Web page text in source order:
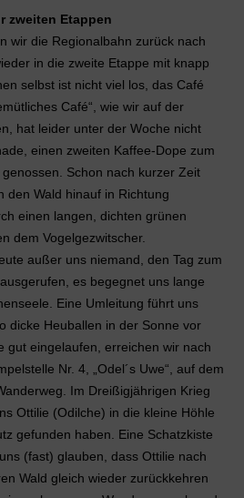
zweiten Etappen
wir die Regionalbahn zurück nach
in die zweite Etappe mit knapp
selbst ist nicht viel los, das Café
Café“, wie wir auf der
hat leider unter der Woche nicht
einen zweiten Kaffee-Dope zum
Schon nach kurzer Zeit
den Wald hinauf in Richtung
einen langen, dichten grünen
dem Vogelgezwitscher.
außer uns niemand, den Tag zum
es begegnet uns lange
Eine Umleitung führt uns
dicke Heuballen in der Sonne vor
gut eingelaufen, erreichen wir nach
Nr. 4, „Odel´s Uwe“, auf dem
Im Dreißigjährigen Krieg
Ottilie (Odilche) in die kleine Höhle
gefunden haben. Eine Schatzkiste
(fast) glauben, dass Ottilie nach
Wald gleich wieder zurückkehren